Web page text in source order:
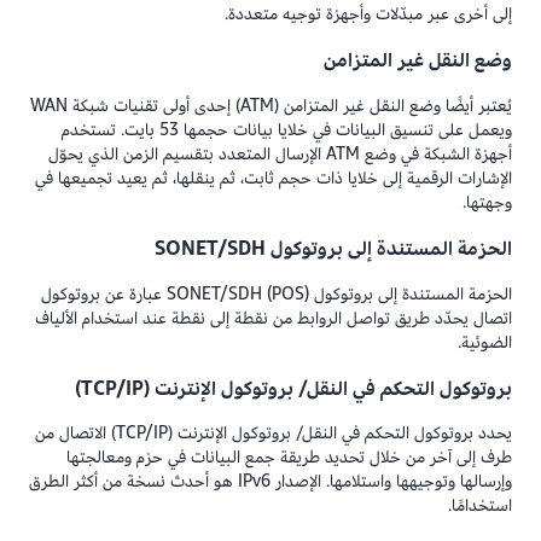
إلى أخرى عبر مبدّلات وأجهزة توجيه متعددة.
وضع النقل غير المتزامن
يُعتبر أيضًا وضع النقل غير المتزامن (ATM) إحدى أولى تقنيات شبكة WAN
ويعمل على تنسيق البيانات في خلايا بيانات حجمها 53 بايت. تستخدم
أجهزة الشبكة في وضع ATM الإرسال المتعدد بتقسيم الزمن الذي يحوّل
الإشارات الرقمية إلى خلايا ذات حجم ثابت، ثم ينقلها، ثم يعيد تجميعها في
وجهتها.
الحزمة المستندة إلى بروتوكول SONET/SDH
الحزمة المستندة إلى بروتوكول SONET/SDH (POS) عبارة عن بروتوكول
اتصال يحدّد طريق تواصل الروابط من نقطة إلى نقطة عند استخدام الألياف
الضوئية.
بروتوكول التحكم في النقل/ بروتوكول الإنترنت (TCP/IP)
يحدد بروتوكول التحكم في النقل/ بروتوكول الإنترنت (TCP/IP) الاتصال من
طرف إلى آخر من خلال تحديد طريقة جمع البيانات في حزم ومعالجتها
وإرسالها وتوجيهها واستلامها. الإصدار IPv6 هو أحدث نسخة من أكثر الطرق
استخدامًا.